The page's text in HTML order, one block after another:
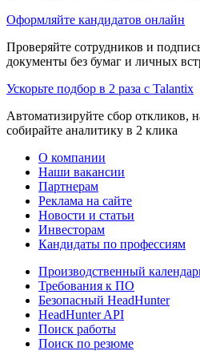
Оформляйте кандидатов онлайн
Проверяйте сотрудников и
документы без бумаг и личных
Ускорьте подбор в 2 раза с Talantix
Автоматизируйте сбор откликов,
собирайте аналитику в 2 клика
О компании
Наши вакансии
Партнерам
Реклама на сайте
Новости и статьи
Инвесторам
Кандидаты по профессиям
Производственный
Требования к ПО
Безопасный HeadHunter
HeadHunter API
Поиск работы
Поиск по резюме